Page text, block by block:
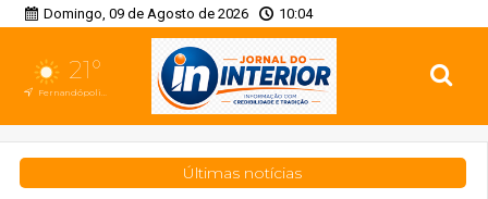
Domingo, 09 de Agosto de 2026 10:04
21°
Fernandópolis, SP
Últimas notícias